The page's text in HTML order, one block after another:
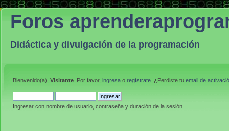
Foros
Didáctica y divulgación de la programación
Bienvenido(a), Visitante . Por favor, ingresa o regístrate . ¿Perdiste tu email de
Ingresar con nombre de usuario, contraseña y duración de la sesión